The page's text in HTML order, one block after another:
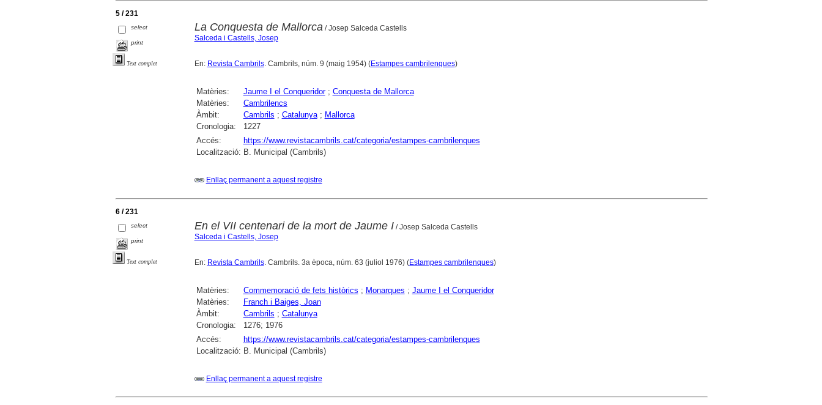
5 / 231
select
print
Text complet
La Conquesta de Mallorca/ Josep Salceda Castells
Salceda i Castells, Josep
En: Revista Cambrils. Cambrils, núm. 9 (maig 1954) (Estampes cambrilenques)
Matèries: Jaume I el Conqueridor; Conquesta de Mallorca
Matèries:
Cambrilencs
Àmbit:
Cambrils ; Catalunya; Mallorca
Cronologia:
1227
Accés:
https://www.revistacambrils.cat/categoria/estampes-cambrilenques
Localització: B. Municipal (Cambrils)
Enllaç permanent a aquest registre
6 / 231
select
print
Text complet
En el VII centenari de la mort de Jaume I/ Josep Salceda Castells
Salceda i Castells, Josep
En: Revista Cambrils. Cambrils. 3a època, núm. 63 (juliol 1976) (Estampes cambrilenques)
Matèries: Commemoració de fets històrics ; Monarques ; Jaume I el Conqueridor
Matèries:
Franch i Baiges, Joan
Àmbit:
Cambrils ; Catalunya
Cronologia:
1276; 1976
Accés:
https://www.revistacambrils.cat/categoria/estampes-cambrilenques
Localització: B. Municipal (Cambrils)
Enllaç permanent a aquest registre